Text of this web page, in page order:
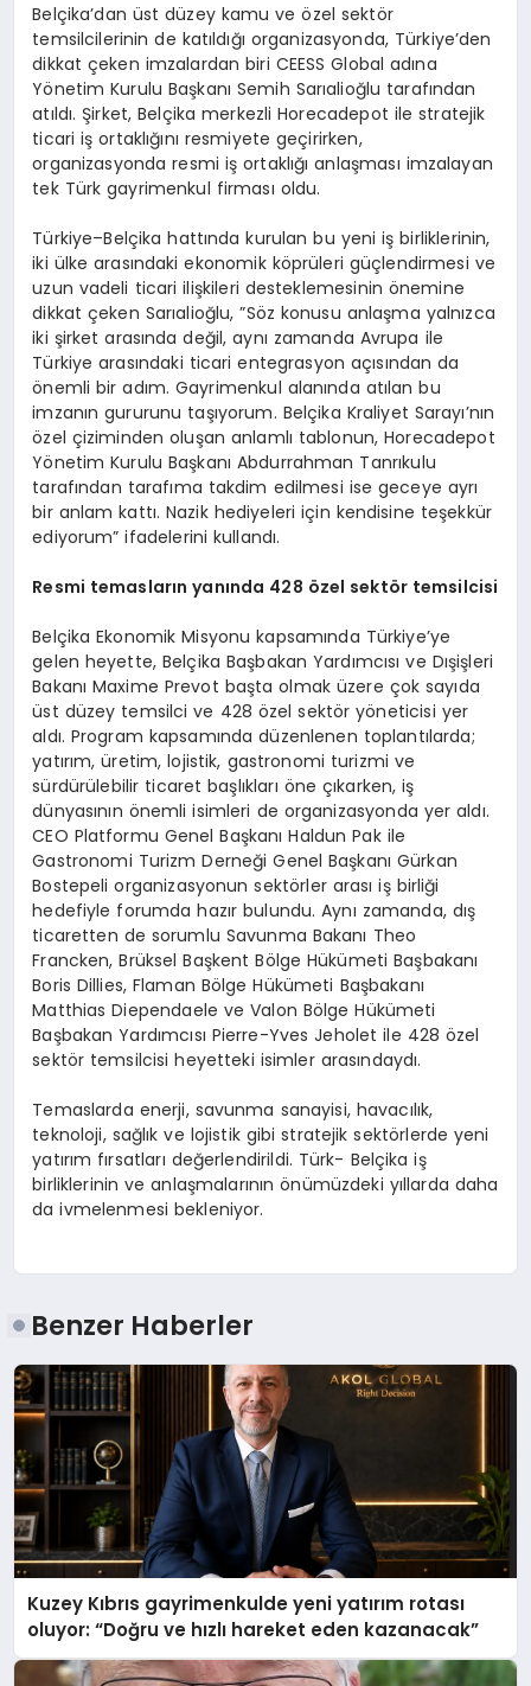
Belçika’dan üst düzey kamu ve özel sektör
temsilcilerinin de katıldığı organizasyonda, Türkiye’den
dikkat çeken imzalardan biri CEESS Global adına
Yönetim Kurulu Başkanı Semih Sarıalioğlu tarafından
atıldı. Şirket, Belçika merkezli Horecadepot ile stratejik
ticari iş ortaklığını resmiyete geçirirken,
organizasyonda resmi iş ortaklığı anlaşması imzalayan
tek Türk gayrimenkul firması oldu.
Türkiye–Belçika hattında kurulan bu yeni iş birliklerinin,
iki ülke arasındaki ekonomik köprüleri güçlendirmesi ve
uzun vadeli ticari ilişkileri desteklemesinin önemine
dikkat çeken Sarıalioğlu, ”Söz konusu anlaşma yalnızca
iki şirket arasında değil, aynı zamanda Avrupa ile
Türkiye arasındaki ticari entegrasyon açısından da
önemli bir adım. Gayrimenkul alanında atılan bu
imzanın gururunu taşıyorum. Belçika Kraliyet Sarayı’nın
özel çiziminden oluşan anlamlı tablonun, Horecadepot
Yönetim Kurulu Başkanı Abdurrahman Tanrıkulu
tarafından tarafıma takdim edilmesi ise geceye ayrı
bir anlam kattı. Nazik hediyeleri için kendisine teşekkür
ediyorum” ifadelerini kullandı.
Resmi temasların yanında 428 özel sektör temsilcisi
Belçika Ekonomik Misyonu kapsamında Türkiye’ye
gelen heyette, Belçika Başbakan Yardımcısı ve Dışişleri
Bakanı Maxime Prevot başta olmak üzere çok sayıda
üst düzey temsilci ve 428 özel sektör yöneticisi yer
aldı. Program kapsamında düzenlenen toplantılarda;
yatırım, üretim, lojistik, gastronomi turizmi ve
sürdürülebilir ticaret başlıkları öne çıkarken, iş
dünyasının önemli isimleri de organizasyonda yer aldı.
CEO Platformu Genel Başkanı Haldun Pak ile
Gastronomi Turizm Derneği Genel Başkanı Gürkan
Bostepeli organizasyonun sektörler arası iş birliği
hedefiyle forumda hazır bulundu. Aynı zamanda, dış
ticaretten de sorumlu Savunma Bakanı Theo
Francken, Brüksel Başkent Bölge Hükümeti Başbakanı
Boris Dillies, Flaman Bölge Hükümeti Başbakanı
Matthias Diependaele ve Valon Bölge Hükümeti
Başbakan Yardımcısı Pierre-Yves Jeholet ile 428 özel
sektör temsilcisi heyetteki isimler arasındaydı.
Temaslarda enerji, savunma sanayisi, havacılık,
teknoloji, sağlık ve lojistik gibi stratejik sektörlerde yeni
yatırım fırsatları değerlendirildi. Türk- Belçika iş
birliklerinin ve anlaşmalarının önümüzdeki yıllarda daha
da ivmelenmesi bekleniyor.
Benzer Haberler
Kuzey Kıbrıs gayrimenkulde yeni yatırım rotası
oluyor: “Doğru ve hızlı hareket eden kazanacak”